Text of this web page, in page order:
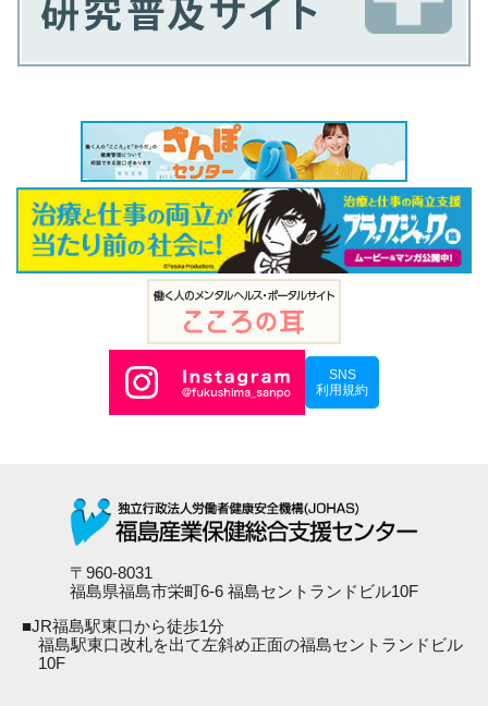
SNS
利用規約
〒960-8031
福島県福島市栄町6-6 福島セントランドビル10F
■JR福島駅東口から徒歩1分
福島駅東口改札を出て左斜め正面の福島セントランドビル
10F